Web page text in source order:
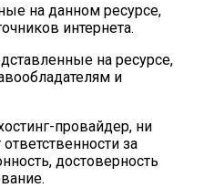
на данном ресурсе,
интернета.
на ресурсе,
и
провайдер, ни
за
достоверность